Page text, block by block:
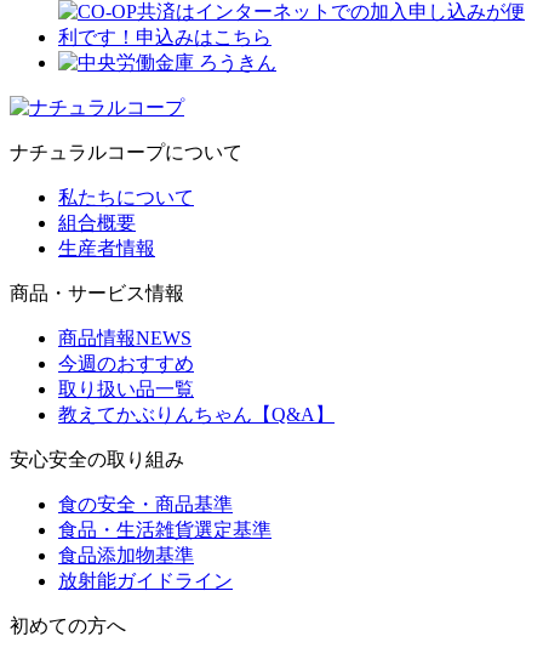
ナチュラルコープについて
私たちについて
組合概要
生産者情報
商品・サービス情報
商品情報NEWS
今週のおすすめ
取り扱い品一覧
教えてかぶりんちゃん【Q&A】
安心安全の取り組み
食の安全・商品基準
食品・生活雑貨選定基準
食品添加物基準
放射能ガイドライン
初めての方へ